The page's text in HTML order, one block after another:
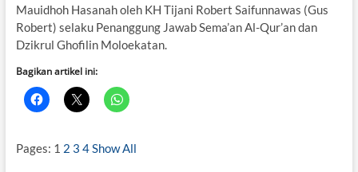
Mauidhoh Hasanah oleh KH Tijani Robert Saifunnawas (Gus
Robert) selaku Penanggung Jawab Sema’an Al-Qur’an dan
Dzikrul Ghofilin Moloekatan.
Bagikan artikel ini:
Pages: 1 2 3 4 Show All